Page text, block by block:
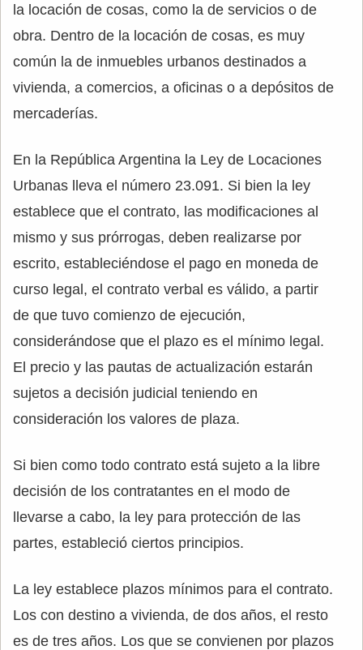
la locación de cosas, como la de servicios o de
obra. Dentro de la locación de cosas, es muy
común la de inmuebles urbanos destinados a
vivienda, a comercios, a oficinas o a depósitos de
mercaderías.
En la República Argentina la Ley de Locaciones
Urbanas lleva el número 23.091. Si bien la ley
establece que el contrato, las modificaciones al
mismo y sus prórrogas, deben realizarse por
escrito, estableciéndose el pago en moneda de
curso legal, el contrato verbal es válido, a partir
de que tuvo comienzo de ejecución,
considerándose que el plazo es el mínimo legal.
El precio y las pautas de actualización estarán
sujetos a decisión judicial teniendo en
consideración los valores de plaza.
Si bien como todo contrato está sujeto a la libre
decisión de los contratantes en el modo de
llevarse a cabo, la ley para protección de las
partes, estableció ciertos principios.
La ley establece plazos mínimos para el contrato.
Los con destino a vivienda, de dos años, el resto
es de tres años. Los que se convienen por plazos